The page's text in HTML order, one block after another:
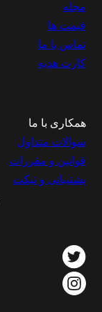
مجله
قیمت ها
تماس با ما
کارت هدیه
همکاری با ما
سوالات متداول
قوانین و مقررات
پشتیبانی و تیکت